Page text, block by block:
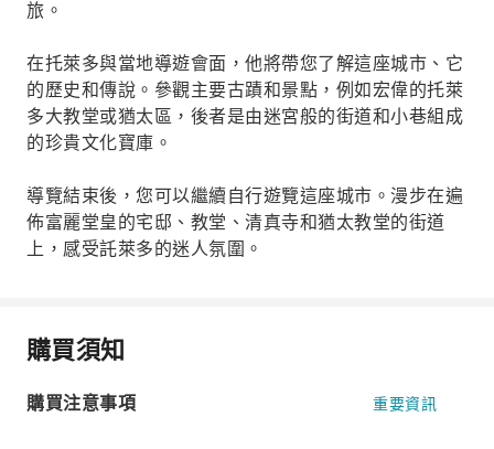
旅。
在托萊多與當地導遊會面，他將帶您了解這座城市、它
的歷史和傳說。參觀主要古蹟和景點，例如宏偉的托萊
多大教堂或猶太區，後者是由迷宮般的街道和小巷組成
的珍貴文化寶庫。
導覽結束後，您可以繼續自行遊覽這座城市。漫步在遍
佈富麗堂皇的宅邸、教堂、清真寺和猶太教堂的街道
上，感受託萊多的迷人氛圍。
購買須知
購買注意事項 重要資訊